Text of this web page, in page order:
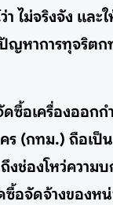
ไม่จริงจัง และ
ญหาการทุจริตก
ซื้อเครื่องออกก
ร (กทม.) ถือเป็
งช่องโหว่ความ
ซื้อจัดจ้างของห